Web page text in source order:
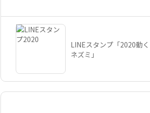
LINEスタンプ「2020動
ネズミ」